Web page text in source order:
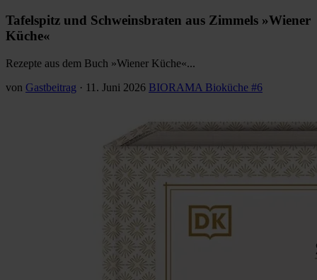
Tafelspitz und Schweinsbraten aus Zimmels »Wiener
Küche«
Rezepte aus dem Buch »Wiener Küche«...
von Gastbeitrag · 11. Juni 2026 BIORAMA Bioküche #6